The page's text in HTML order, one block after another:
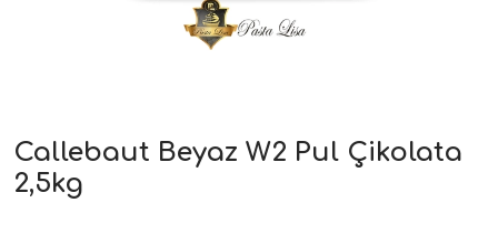
Callebaut Beyaz W2 Pul Çikolata
2,5kg